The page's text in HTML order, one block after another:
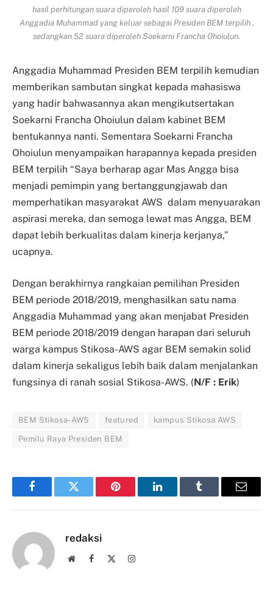
hasil perhitungan suara diperoleh hasil 109 suara diperoleh
Anggadia Muhammad yang keluar sebagai Presiden BEM terpilih ,
sedangkan 52 suara diperoleh Soekarni Francha Ohoiulun.
Anggadia Muhammad Presiden BEM terpilih kemudian
memberikan sambutan singkat kepada mahasiswa
yang hadir bahwasannya akan mengikutsertakan
Soekarni Francha Ohoiulun dalam kabinet BEM
bentukannya nanti. Sementara Soekarni Francha
Ohoiulun menyampaikan harapannya kepada presiden
BEM terpilih “Saya berharap agar Mas Angga bisa
menjadi pemimpin yang bertanggungjawab dan
memperhatikan masyarakat AWS dalam menyuarakan
aspirasi mereka, dan semoga lewat mas Angga, BEM
dapat lebih berkualitas dalam kinerja kerjanya,”
ucapnya.
Dengan berakhirnya rangkaian pemilihan Presiden
BEM periode 2018/2019, menghasilkan satu nama
Anggadia Muhammad yang akan menjabat Presiden
BEM periode 2018/2019 dengan harapan dari seluruh
warga kampus Stikosa-AWS agar BEM semakin solid
dalam kinerja sekaligus lebih baik dalam menjalankan
fungsinya di ranah sosial Stikosa-AWS. (N/F : Erik)
BEM Stikosa-AWS featured kampus Stikosa AWS
Pemilu Raya Presiden BEM
FacebookTwitter Pinterest LinkedInTumblr Email
redaksi
WebsiteFacebook Instagram